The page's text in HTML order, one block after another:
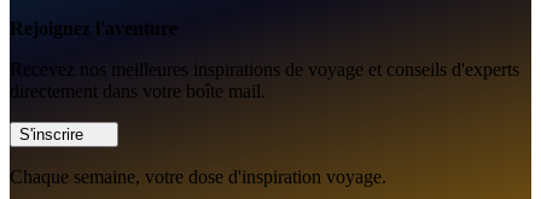
Rejoignez l'aventure
Recevez nos meilleures inspirations de voyage et conseils d'experts
directement dans votre boîte mail.
S'inscrire
Chaque semaine, votre dose d'inspiration voyage.